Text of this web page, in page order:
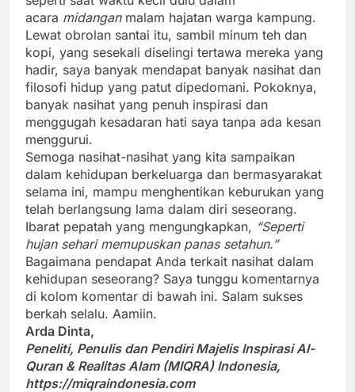
acara midangan malam hajatan warga kampung.
Lewat obrolan santai itu, sambil minum teh dan
kopi, yang sesekali diselingi tertawa mereka yang
hadir, saya banyak mendapat banyak nasihat dan
filosofi hidup yang patut dipedomani. Pokoknya,
banyak nasihat yang penuh inspirasi dan
menggugah kesadaran hati saya tanpa ada kesan
menggurui.
Semoga nasihat-nasihat yang kita sampaikan
dalam kehidupan berkeluarga dan bermasyarakat
selama ini, mampu menghentikan keburukan yang
telah berlangsung lama dalam diri seseorang.
Ibarat pepatah yang mengungkapkan, “Seperti
hujan sehari memupuskan panas setahun.”
Bagaimana pendapat Anda terkait nasihat dalam
kehidupan seseorang? Saya tunggu komentarnya
di kolom komentar di bawah ini. Salam sukses
berkah selalu. Aamiin.
Arda Dinta,
Peneliti, Penulis dan Pendiri Majelis Inspirasi Al-
Quran & Realitas Alam (MIQRA) Indonesia,
https://miqraindonesia.com